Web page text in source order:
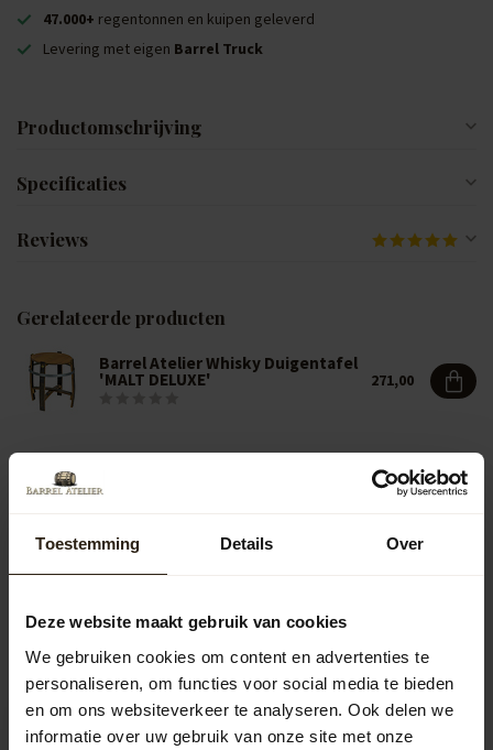
Toestemming Details Over
Deze website maakt gebruik van cookies
We gebruiken cookies om content en advertenties te
personaliseren, om functies voor social media te bieden
en om ons websiteverkeer te analyseren. Ook delen we
informatie over uw gebruik van onze site met onze
47.000+ regentonnen en kuipen geleverd
Levering met eigen Barrel Truck
Productomschrijving
Specificaties
Reviews
Gerelateerde producten
Barrel Atelier Whisky Duigentafel
'MALT DELUXE' 271,00
Vragen over dit product?
info@barrelatelier.nl
038 - 3760185 . We helpen je graag!
Recent bekeken